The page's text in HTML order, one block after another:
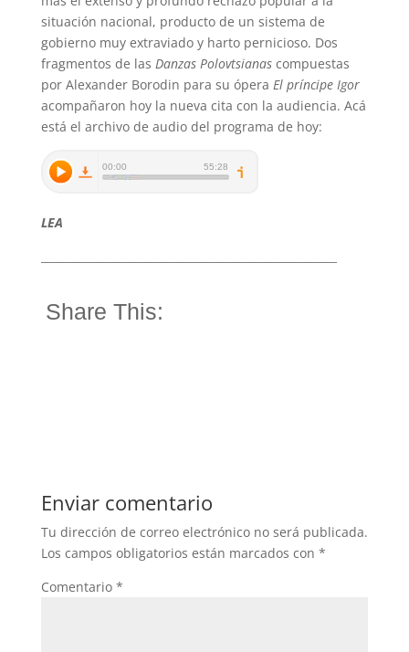
situación nacional, producto de un sistema de
gobierno muy extraviado y harto pernicioso. Dos
fragmentos de las Danzas Polovtsianascompuestas
por Alexander Borodin para su ópera El príncipe Igor
acompañaron hoy la nueva cita con la audiencia. Acá
está el archivo de audio del programa de hoy:
LEA
Share This:
Enviar comentario
Tu dirección de correo electrónico no será publicada.
Los campos obligatorios están marcados con *
Comentario *